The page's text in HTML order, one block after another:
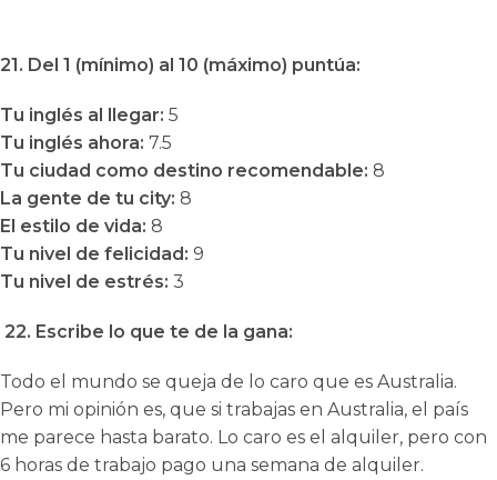
21. Del 1 (mínimo) al 10 (máximo) puntúa:
Tu inglés al llegar: 5
Tu inglés ahora: 7.5
Tu ciudad como destino recomendable: 8
La gente de tu city: 8
El estilo de vida: 8
Tu nivel de felicidad: 9
Tu nivel de estrés: 3
22. Escribe lo que te de la gana:
Todo el mundo se queja de lo caro que es Australia.
Pero mi opinión es, que si trabajas en Australia, el país
me parece hasta barato. Lo caro es el alquiler, pero con
6 horas de trabajo pago una semana de alquiler.